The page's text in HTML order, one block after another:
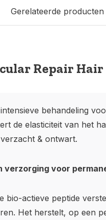
Gerelateerde producten
Repair
behandeling
de elasticiteit van het
& ontwart.
verzorging voor
bio-actieve peptide
Het herstelt, op een